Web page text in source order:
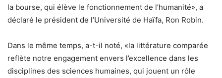
la bourse, qui élève le fonctionnement de l’humanité», a
déclaré le président de l’Université de Haïfa, Ron Robin.
Dans le même temps, a-t-il noté, «la littérature comparée
reflète notre engagement envers l’excellence dans les
disciplines des sciences humaines, qui jouent un rôle